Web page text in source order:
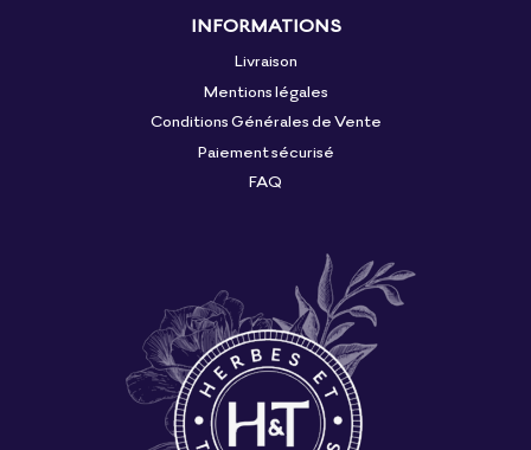
INFORMATIONS
Livraison
Mentions légales
Conditions Générales de Vente
Paiement sécurisé
FAQ